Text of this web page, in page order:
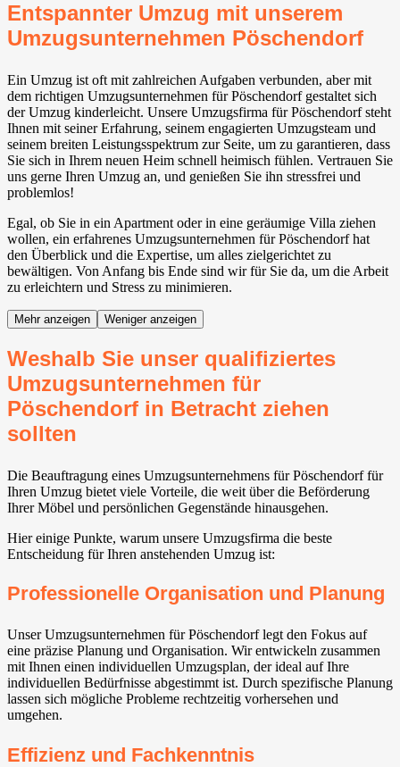
Entspannter Umzug mit unserem
Umzugsunternehmen Pöschendorf
Ein Umzug ist oft mit zahlreichen Aufgaben verbunden, aber mit
dem richtigen Umzugsunternehmen für Pöschendorf gestaltet sich
der Umzug kinderleicht. Unsere Umzugsfirma für Pöschendorf steht
Ihnen mit seiner Erfahrung, seinem engagierten Umzugsteam und
seinem breiten Leistungsspektrum zur Seite, um zu garantieren, dass
Sie sich in Ihrem neuen Heim schnell heimisch fühlen. Vertrauen Sie
uns gerne Ihren Umzug an, und genießen Sie ihn stressfrei und
problemlos!
Egal, ob Sie in ein Apartment oder in eine geräumige Villa ziehen
wollen, ein erfahrenes Umzugsunternehmen für Pöschendorf hat
den Überblick und die Expertise, um alles zielgerichtet zu
bewältigen. Von Anfang bis Ende sind wir für Sie da, um die Arbeit
zu erleichtern und Stress zu minimieren.
Mehr anzeigen Weniger anzeigen
Weshalb Sie unser qualifiziertes
Umzugsunternehmen für
Pöschendorf in Betracht ziehen
sollten
Die Beauftragung eines Umzugsunternehmens für Pöschendorf für
Ihren Umzug bietet viele Vorteile, die weit über die Beförderung
Ihrer Möbel und persönlichen Gegenstände hinausgehen.
Hier einige Punkte, warum unsere Umzugsfirma die beste
Entscheidung für Ihren anstehenden Umzug ist:
Professionelle Organisation und Planung
Unser Umzugsunternehmen für Pöschendorf legt den Fokus auf
eine präzise Planung und Organisation. Wir entwickeln zusammen
mit Ihnen einen individuellen Umzugsplan, der ideal auf Ihre
individuellen Bedürfnisse abgestimmt ist. Durch spezifische Planung
lassen sich mögliche Probleme rechtzeitig vorhersehen und
umgehen.
Effizienz und Fachkenntnis